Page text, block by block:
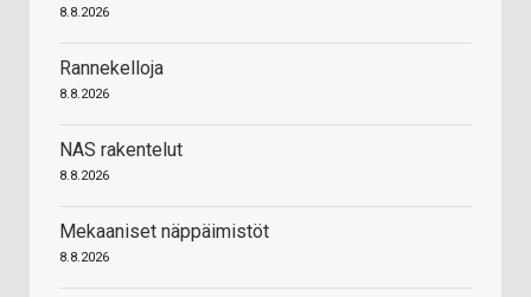
8.8.2026
Rannekelloja
8.8.2026
NAS rakentelut
8.8.2026
Mekaaniset näppäimistöt
8.8.2026